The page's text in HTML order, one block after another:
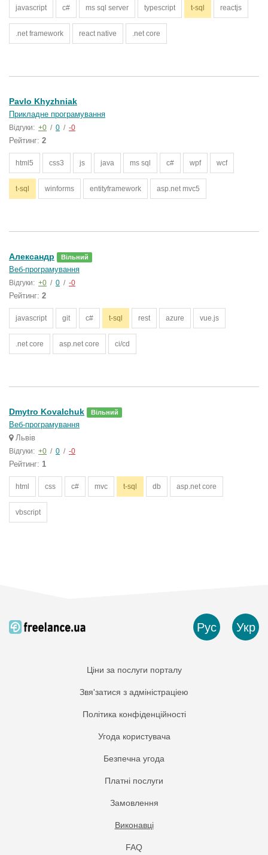
javascript c# ms sql server typescript t-sql reactjs
.net framework react native .net core
Pavlo Khyzhniak
Прикладне програмування
Відгуки: +0 / 0 / -0
Рейтинг: 2
html5 css3 js java ms sql c# wpf wcf
t-sql winforms entityframework asp.net mvc5
Александр Вільний
Веб-програмування
Відгуки: +0 / 0 / -0
Рейтинг: 2
javascript git c# t-sql rest azure vue.js
.net core asp.net core ci/cd
Dmytro Kovalchuk Вільний
Веб-програмування
Львів
Відгуки: +0 / 0 / -0
Рейтинг: 1
html css c# mvc t-sql db asp.net core
vbscript
Рус Укр
Ціни за послуги порталу
Звя'затися з адміністраціею
Політика конфіденційності
Угода користувача
Безпечна угода
Платнi послуги
Замовлення
Виконавці
FAQ